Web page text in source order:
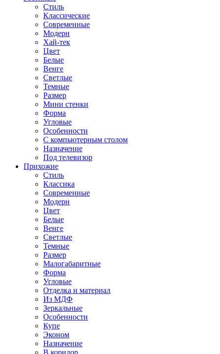
Стиль
Классические
Современные
Модерн
Хай-тек
Цвет
Белые
Венге
Светлые
Темные
Размер
Мини стенки
Форма
Угловые
Особенности
С компьютерным столом
Назначение
Под телевизор
Прихожие
Стиль
Классика
Современные
Модерн
Цвет
Белые
Венге
Светлые
Темные
Размер
Малогабаритные
Форма
Угловые
Отделка и материал
Из МДФ
Зеркальные
Особенности
Купе
Эконом
Назначение
В коридор